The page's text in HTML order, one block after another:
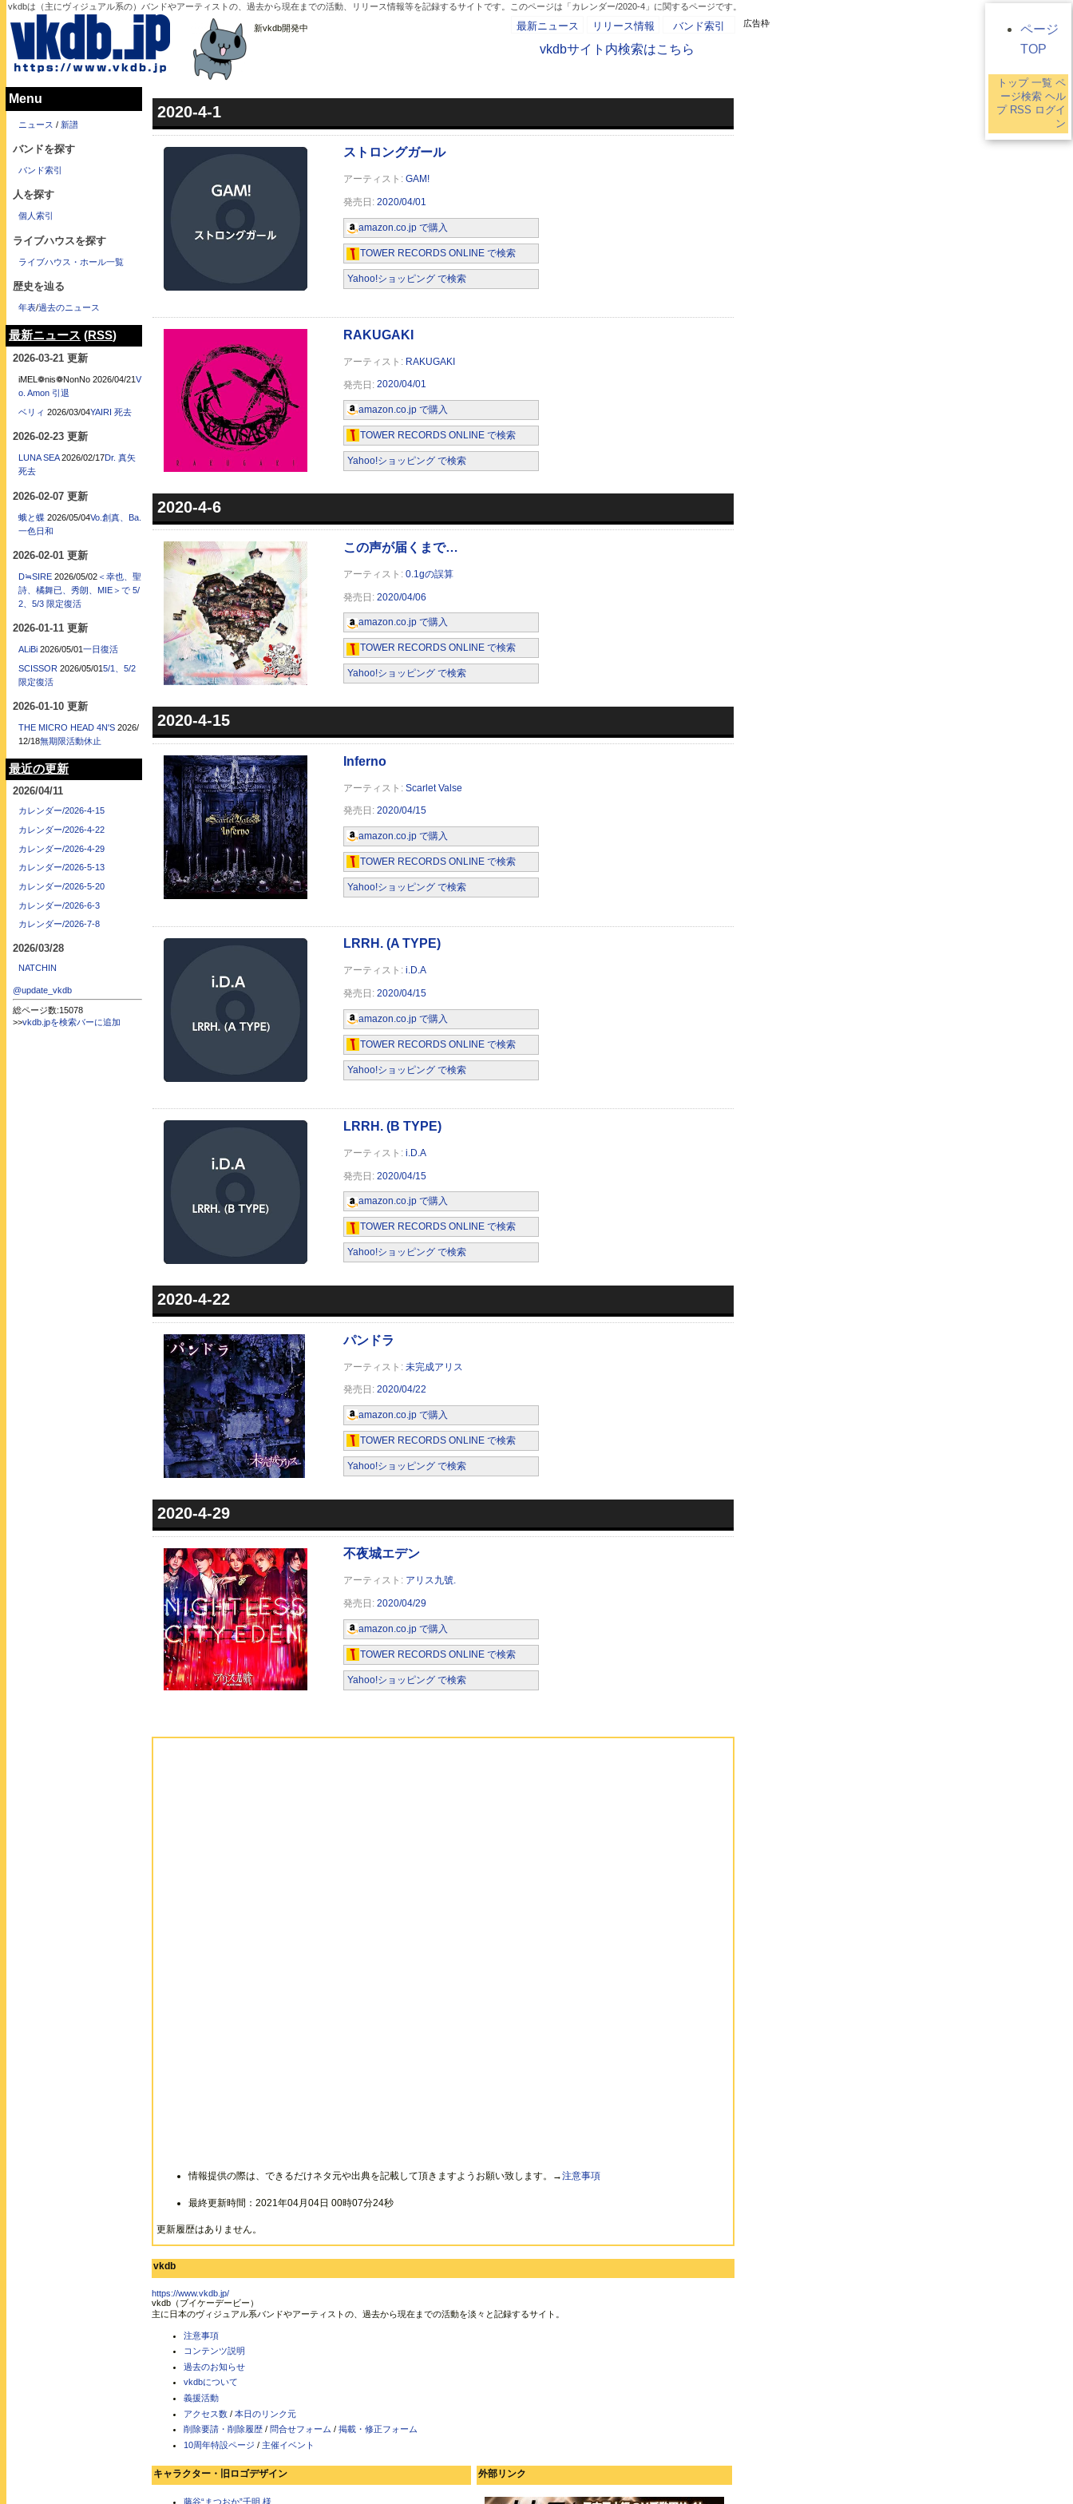
vkdbは（主にヴィジュアル系の）バンドやアーティストの、過去から現在までの活動、リリース情報等を記録するサイトです。このページは「カレンダー/2020-4」に関するページです。
新vkdb開発中 最新ニュース リリース情報 バンド索引
vkdbサイト内検索はこちら
- AD -
2020-4-1
GAM!
2020/04/01
amazon.co.jp で購入
TOWER RECORDS ONLINE で検索
Yahoo!ショッピング で検索
RAKUGAKI
RAKUGAKI
2020/04/01
amazon.co.jp で購入
TOWER RECORDS ONLINE で検索
Yahoo!ショッピング で検索
2020-4-6
この声が届くまで…
0.1gの誤算
2020/04/06
amazon.co.jp で購入
TOWER RECORDS ONLINE で検索
Yahoo!ショッピング で検索
2020-4-15
Inferno
Scarlet Valse
2020/04/15
amazon.co.jp で購入
TOWER RECORDS ONLINE で検索
Yahoo!ショッピング で検索
i.D.A
2020/04/15
amazon.co.jp で購入
TOWER RECORDS ONLINE で検索
Yahoo!ショッピング で検索
LRRH. (B TYPE)
i.D.A
2020/04/15
amazon.co.jp で購入
TOWER RECORDS ONLINE で検索
Yahoo!ショッピング で検索
2020-4-22
パンドラ
未完成アリス
2020/04/22
amazon.co.jp で購入
TOWER RECORDS ONLINE で検索
Yahoo!ショッピング で検索
2020-4-29
アリス九號.
2020/04/29
amazon.co.jp で購入
TOWER RECORDS ONLINE で検索
Yahoo!ショッピング で検索
情報提供の際は、できるだけネタ元や出典を記載して頂きますようお願い致します。→注意事項
最終更新時間：2021年04月04日 00時07分24秒
更新履歴はありません。
vkdb
https://www.vkdb.jp/
vkdb（ブイケーデービー）
主に日本のヴィジュアル系バンドやアーティストの、過去から現在までの活動を淡々と記録するサイト。
注意事項
コンテンツ説明
過去のお知らせ
vkdbについて
義援活動
アクセス数 / 本日のリンク元
削除要請・削除履歴 / 問合せフォーム / 掲載・修正フォーム
10周年特設ページ / 主催イベント
キャラクター・旧ロゴデザイン
藤谷“まつおか”千明 様
外部リンク
広告枠
Menu
ニュース / 新譜
バンドを探す
バンド索引
人を探す
個人索引
ライブハウスを探す
ライブハウス・ホール一覧
歴史を辿る
年表/過去のニュース
最新ニュース (RSS)
2026-03-21 更新
iMEL❁nis❁NonNo 2026/04/21 V
o. Amon 引退
ベリィ 2026/03/04YAIRI 死去
2026-02-23 更新
LUNA SEA 2026/02/17Dr. 真矢
死去
2026-02-07 更新
蛾と蝶 2026/05/04Vo.創真、Ba.
一色日和
2026-02-01 更新
D≒SIRE 2026/05/02＜幸也、聖
詩、橘舞已、秀朗、MIE＞で 5/
2、5/3 限定復活
2026-01-11 更新
ALiBi 2026/05/01一日復活
SCISSOR 2026/05/015/1、5/2
限定復活
2026-01-10 更新
THE MICRO HEAD 4N'S 2026/
12/18無期限活動休止
最近の更新
2026/04/11
カレンダー/2026-4-15
カレンダー/2026-4-22
カレンダー/2026-4-29
カレンダー/2026-5-13
カレンダー/2026-5-20
カレンダー/2026-6-3
カレンダー/2026-7-8
2026/03/28
NATCHIN
@update_vkdb
総ページ数:15078
>>vkdb.jpを検索バーに追加
ページ
TOP
トップ 一覧 ペ
ージ検索 ヘル
プ RSS ログイ
ン